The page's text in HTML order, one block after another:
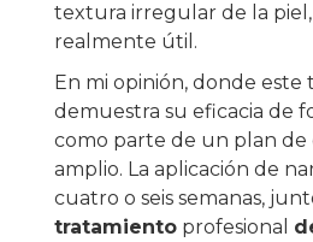
textura irregular de la
realmente útil.
En mi opinión, donde este
demuestra su eficacia de
como parte de un plan de
amplio. La aplicación de
cuatro o seis semanas,
tratamiento profesional